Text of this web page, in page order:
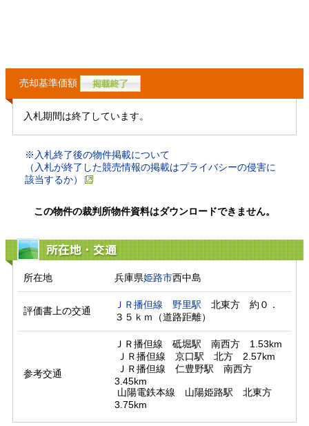
売却基準価額
入札期間は終了しています。
※入札終了後の物件掲載について
（入札が終了した競売情報の掲載はプライバシーの侵害に
該当するか）
この物件の裁判所物件資料はダウンロードできません。
所在地・交通
所在地 兵庫県姫路市西中島
評価書上の交通
ＪＲ播但線 野里駅 北東方　約０．
３５ｋｍ（道路距離）
参考交通
ＪＲ播但線　砥堀駅　南西方　1.53km
3.45km
3.75km